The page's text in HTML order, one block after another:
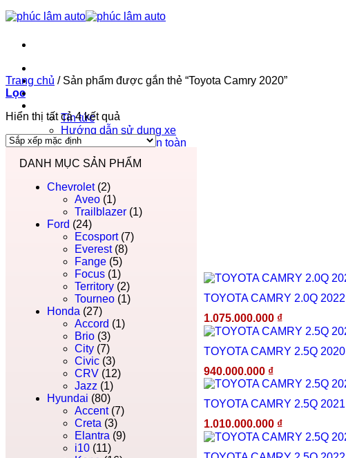
Phúc Lâm Auto
Tin tức
Hướng dẫn sử dụng xe
Hướng dẫn lái xe an toàn
Trang chủ /Sản phẩm được gắn thẻ “Toyota Camry 2020”
Lọc
Hiển thị tất cả 4 kết quả
DANH MỤC SẢN PHẨM
Chevrolet (2)
Aveo (1)
Trailblazer (1)
Ford (24)
Ecosport (7)
Everest (8)
Fange (5)
Focus (1)
Territory (2)
Tourneo (1)
Honda (27)
Accord (1)
Brio (3)
City (7)
Civic (3)
CRV (12)
Jazz (1)
Hyundai (80)
Accent (7)
Creta (3)
Elantra (9)
i10 (11)
TOYOTA CAMRY 2.0Q 2022
1.075.000.000 ₫
TOYOTA CAMRY 2.5Q 2020
940.000.000 ₫
TOYOTA CAMRY 2.5Q 2021
1.010.000.000 ₫